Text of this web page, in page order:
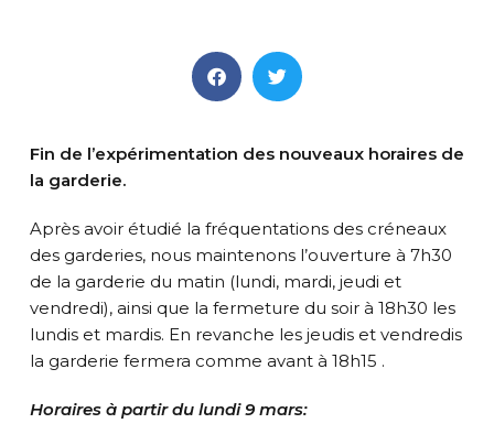
Fin de l’expérimentation des nouveaux horaires de
la garderie.
Après avoir étudié la fréquentations des créneaux
des garderies, nous maintenons l’ouverture à 7h30
de la garderie du matin (lundi, mardi, jeudi et
vendredi), ainsi que la fermeture du soir à 18h30 les
lundis et mardis. En revanche les jeudis et vendredis
la garderie fermera comme avant à 18h15 .
Horaires à partir du lundi 9 mars: